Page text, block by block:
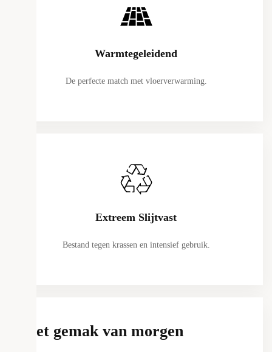
Warmtegeleidend
De perfecte match met vloerverwarming.
Extreem Slijtvast
Bestand tegen krassen en intensief gebruik.
Het gemak van morgen